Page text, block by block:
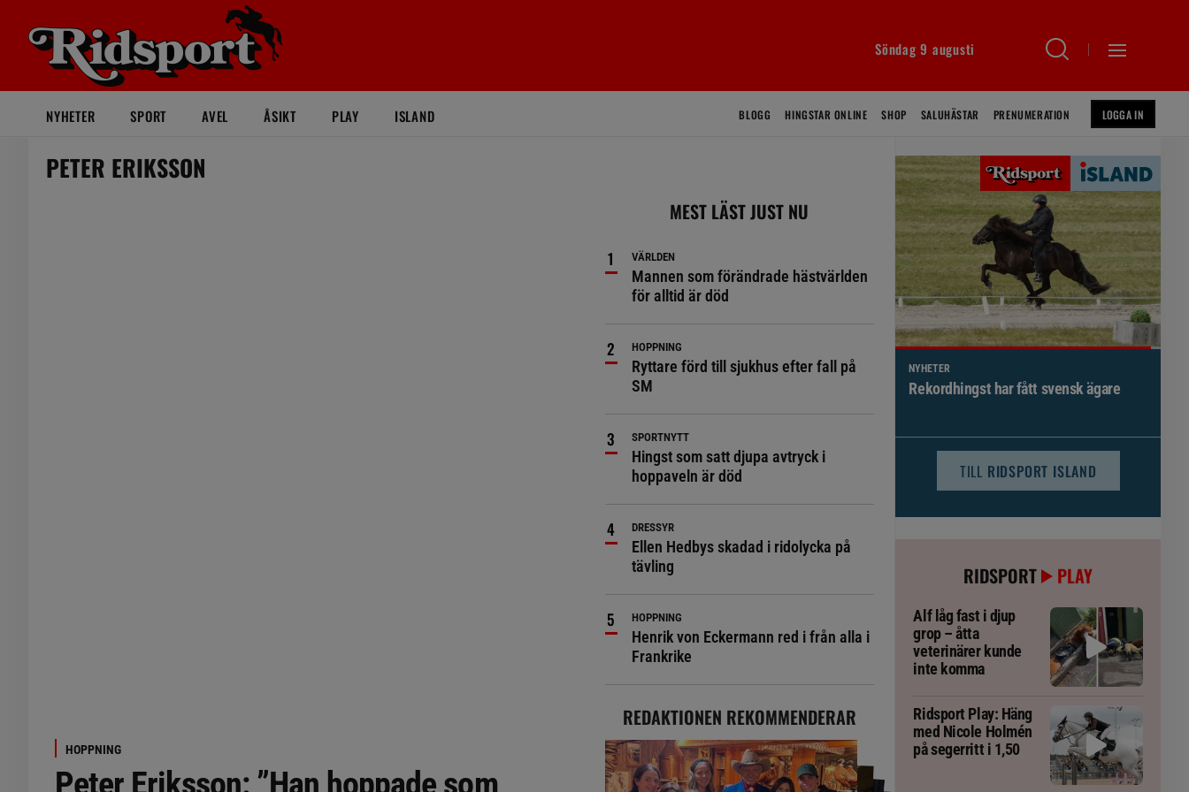
Söndag 9 augusti
NYHETER SPORT AVEL ÅSIKT PLAY ISLAND BLOGG HINGSTAR ONLINE SHOP SALUHÄSTAR PRENUMERATION LOGGA IN
PETER ERIKSSON
HOPPNING
Peter Eriksson: ”Han hoppade som
MEST LÄST JUST NU
VÄRLDEN
Mannen som förändrade hästvärlden
för alltid är död
HOPPNING
Ryttare förd till sjukhus efter fall på
SM
SPORTNYTT
Hingst som satt djupa avtryck i
hoppaveln är död
DRESSYR
Ellen Hedbys skadad i ridolycka på
tävling
HOPPNING
Henrik von Eckermann red i från alla i
Frankrike
REDAKTIONEN REKOMMENDERAR
NYHETER
Brett politiskt stöd för förändringar i
TILL RIDSPORT ISLAND
RIDSPORT PLAY
Alf låg fast i djup
grop – åtta
veterinärer kunde
inte komma
Ridsport Play: Häng
med Nicole Holmén
på segerritt i 1,50